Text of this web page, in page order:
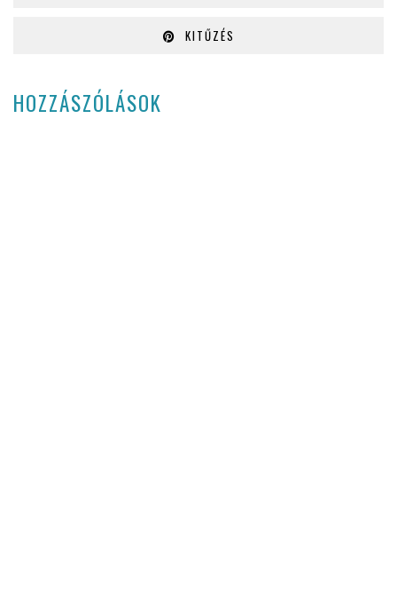
KITŰZÉS
HOZZÁSZÓLÁSOK